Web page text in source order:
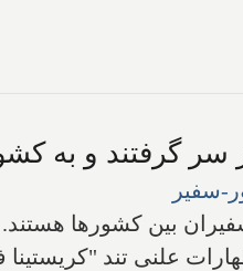
سر گرفتند و به
بین کشورها هستند.
علنی تند "کریستینا